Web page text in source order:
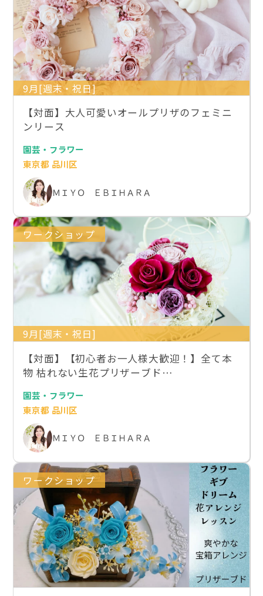
9月[週末・祝日]
【対面】大人可愛いオールプリザのフェミニ
ンリース
園芸・フラワー
東京都 品川区
ＭＩＹＯ ＥＢＩＨＡＲＡ
ワークショップ
9月[週末・祝日]
【対面】【初心者お一人様大歓迎！】全て本
物 枯れない生花プリザーブド…
園芸・フラワー
東京都 品川区
ＭＩＹＯ ＥＢＩＨＡＲＡ
ワークショップ